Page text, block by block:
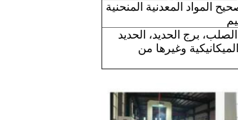
المواد المعدنية المنحنية
برج الحديد، الحديد
وغيرها من